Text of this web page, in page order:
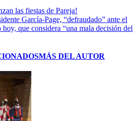
las fiestas de Pareja!
García-Page, “defraudado” ante el
hoy, que considera “una mala decisión del
MÁS DEL AUTOR